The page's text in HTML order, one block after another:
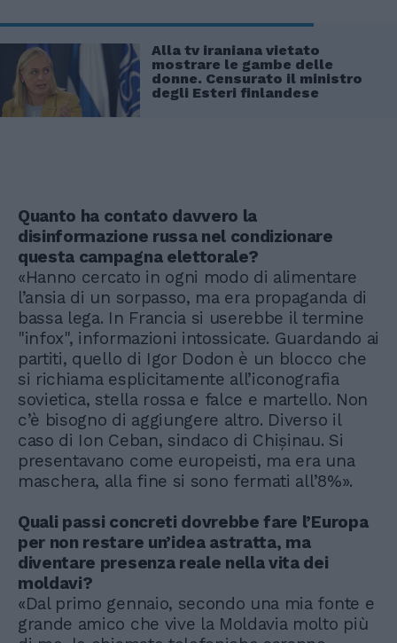
Alla tv iraniana vietato
mostrare le gambe delle
donne. Censurato il ministro
degli Esteri finlandese
Quanto ha contato davvero la
disinformazione russa nel condizionare
questa campagna elettorale?
«Hanno cercato in ogni modo di alimentare
l’ansia di un sorpasso, ma era propaganda di
bassa lega. In Francia si userebbe il termine
"infox", informazioni intossicate. Guardando ai
partiti, quello di Igor Dodon è un blocco che
si richiama esplicitamente all’iconografia
sovietica, stella rossa e falce e martello. Non
c’è bisogno di aggiungere altro. Diverso il
caso di Ion Ceban, sindaco di Chișinau. Si
presentavano come europeisti, ma era una
maschera, alla fine si sono fermati all’8%».
Quali passi concreti dovrebbe fare l’Europa
per non restare un’idea astratta, ma
diventare presenza reale nella vita dei
moldavi?
«Dal primo gennaio, secondo una mia fonte e
grande amico che vive la Moldavia molto più